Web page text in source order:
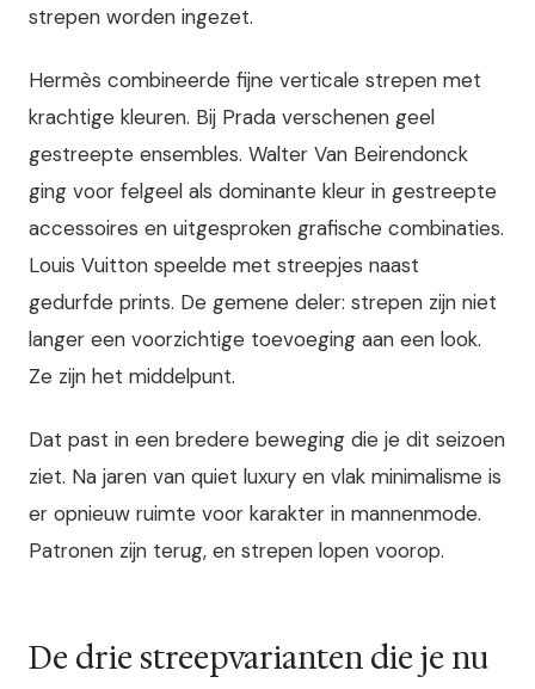
strepen worden ingezet.
Hermès combineerde fijne verticale strepen met
krachtige kleuren. Bij Prada verschenen geel
gestreepte ensembles. Walter Van Beirendonck
ging voor felgeel als dominante kleur in gestreepte
accessoires en uitgesproken grafische combinaties.
Louis Vuitton speelde met streepjes naast
gedurfde prints. De gemene deler: strepen zijn niet
langer een voorzichtige toevoeging aan een look.
Ze zijn het middelpunt.
Dat past in een bredere beweging die je dit seizoen
ziet. Na jaren van quiet luxury en vlak minimalisme is
er opnieuw ruimte voor karakter in mannenmode.
Patronen zijn terug, en strepen lopen voorop.
De drie streepvarianten die je nu